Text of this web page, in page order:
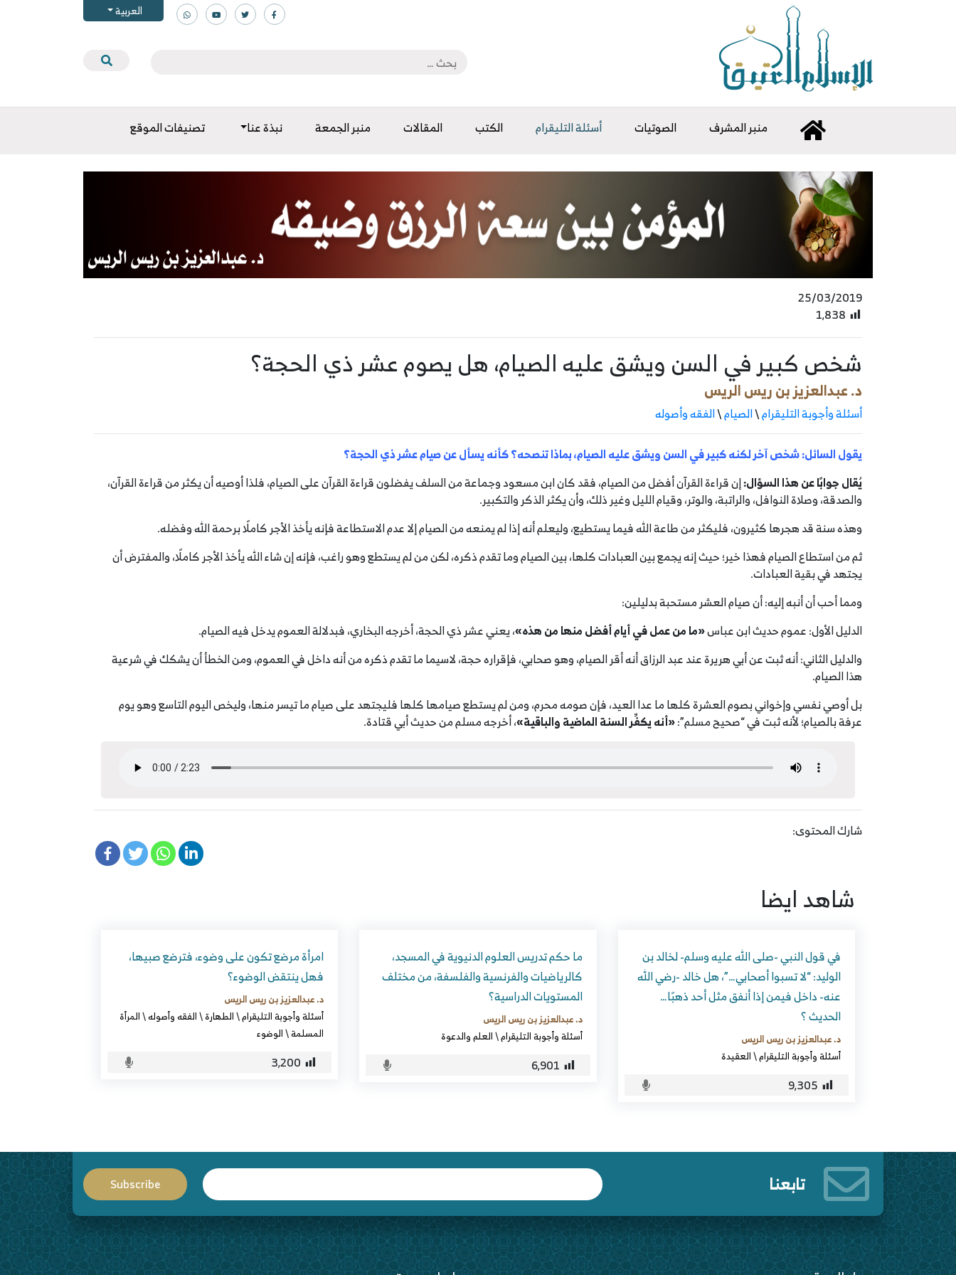
العربية
منبر المشرف الصوتيات أسئلة التليقرام الكتب المقالات منبر الجمعة نبذة عنا تصنيفات الموقع
25/03/2019
1٬838
شخص كبير في السن ويشق عليه الصيام، هل يصوم عشر ذي الحجة؟
د. عبدالعزيز بن ريس الريس
أسئلة وأجوبة التليقرام\الصيام\الفقه وأصوله
يقول السائل: شخص آخر لكنه كبير في السن ويشق عليه الصيام، بماذا تنصحه؟ كأنه يسأل عن صيام عشر ذي الحجة؟
يُقال جوابًا عن هذا السؤال:إن قراءة القرآن أفضل من الصيام، فقد كان ابن مسعود وجماعة من السلف يفضلون قراءة القرآن على الصيام، فلذا أوصيه أن يكثر من قراءة القرآن،
والصدقة، وصلاة النوافل، والراتبة، والوتر، وقيام الليل وغير ذلك، وأن يكثر الذكر والتكبير.
وهذه سنة قد هجرها كثيرون، فليكثر من طاعة الله فيما يستطيع، وليعلم أنه إذا لم يمنعه من الصيام إلا عدم الاستطاعة فإنه يأخذ الأجر كاملًا برحمة الله وفضله.
ثم من استطاع الصيام فهذا خير؛ حيث إنه يجمع بين العبادات كلها، بين الصيام وما تقدم ذكره، لكن من لم يستطع وهو راغب، فإنه إن شاء الله يأخذ الأجر كاملًا، والمفترض أن
يجتهد في بقية العبادات.
ومما أحب أن أنبه إليه: أن صيام العشر مستحبة بدليلين:
الدليل الأول: عموم حديث ابن عباس«ما من عمل في أيام أفضل منها من هذه»، يعني عشر ذي الحجة، أخرجه البخاري، فبدلالة العموم يدخل فيه الصيام.
والدليل الثاني: أنه ثبت عن أبي هريرة عند عبد الرزاق أنه أقر الصيام، وهو صحابي، فإقراره حجة، لاسيما ما تقدم ذكره من أنه داخل في العموم، ومن الخطأ أن يشكك في شرعية
هذا الصيام.
بل أوصي نفسي وإخواني بصوم العشرة كلها ما عدا العيد، فإن صومه محرم، ومن لم يستطع صيامها كلها فليجتهد على صيام ما تيسر منها، وليخص اليوم التاسع وهو يوم
عرفة بالصيام؛ لأنه ثبت في “صحيح مسلم”:«أنه يكفِّر السنة الماضية والباقية»، أخرجه مسلم من حديث أبي قتادة.
شارك المحتوى:
شاهد ايضا
في قول النبي -صلى الله عليه وسلم- لخالد بن
الوليد: “لا تسبوا أصحابي…”، هل خالد -رضي الله
عنه- داخل فيمن إذا أنفق مثل أحد ذهبًا…
الحديث ؟
د. عبدالعزيز بن ريس الريس
أسئلة وأجوبة التليقرام\العقيدة
9٬305
ما حكم تدريس العلوم الدنيوية في المسجد،
كالرياضيات والفرنسية والفلسفة، من مختلف
المستويات الدراسية؟
د. عبدالعزيز بن ريس الريس
أسئلة وأجوبة التليقرام\العلم والدعوة
6٬901
امرأة مرضع تكون على وضوء، فترضع صبيها،
فهل ينتقض الوضوء؟
د. عبدالعزيز بن ريس الريس
أسئلة وأجوبة التليقرام\الطهارة\الفقه وأصوله\المرأة
المسلمة\الوضوء
3٬200
تابعنا